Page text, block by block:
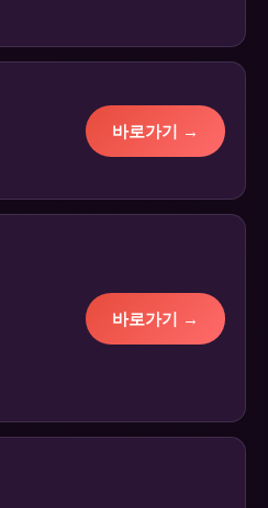
바로가기 →
바로가기 →